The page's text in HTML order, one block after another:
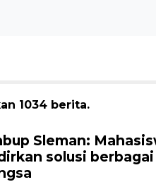
1034 berita.
Sleman:
solusi